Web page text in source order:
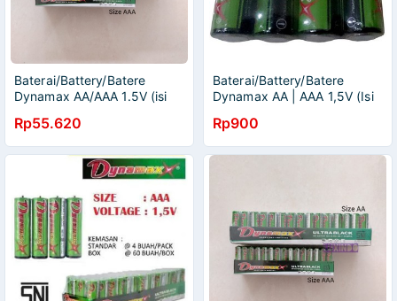
Baterai/Battery/Batere
Dynamax AA/AAA 1.5V (isi
Rp55.620
Baterai/Battery/Batere
Dynamax AA | AAA 1,5V (Isi
Rp900